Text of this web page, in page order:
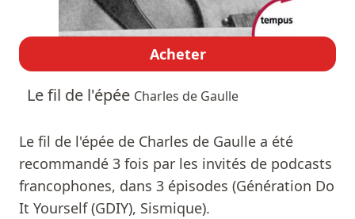
Acheter
Le fil de l'épée Charles de Gaulle
Le fil de l'épée de Charles de Gaulle a été
recommandé 3 fois par les invités de podcasts
francophones, dans 3 épisodes (Génération Do
It Yourself (GDIY), Sismique).